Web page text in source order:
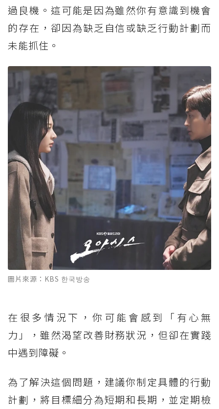
過良機。這可能是因為雖然你有意識到機會
的存在，卻因為缺乏自信或缺乏行動計劃而
未能抓住。
圖片來源：KBS 한국방송
在很多情況下，你可能會感到「有心無
力」，雖然渴望改善財務狀況，但卻在實踐
中遇到障礙。
為了解決這個問題，建議你制定具體的行動
計劃，將目標細分為短期和長期，並定期檢